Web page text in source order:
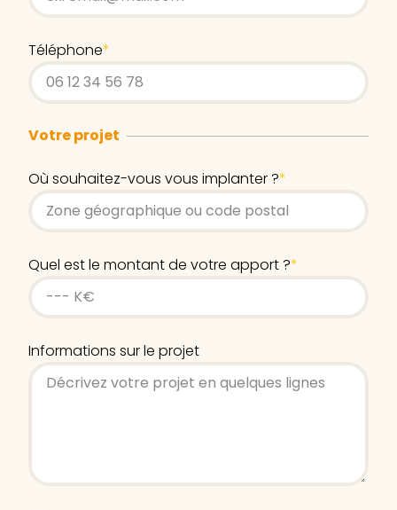
Téléphone*
Votre projet
Où souhaitez-vous vous implanter ?*
Quel est le montant de votre apport ?*
Informations sur le projet